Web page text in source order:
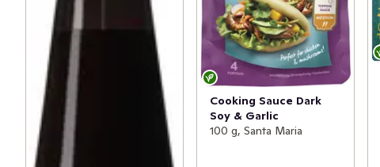
Cooking Sauce Dark
Soy & Garlic
100 g, Santa Maria